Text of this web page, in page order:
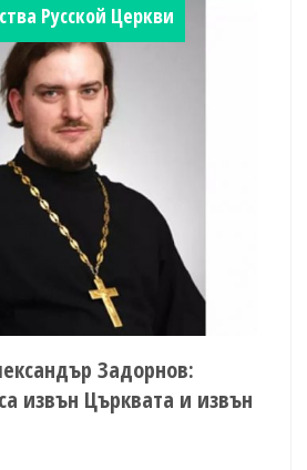
Русской Церкви
Задорнов:
извън Църквата и извън